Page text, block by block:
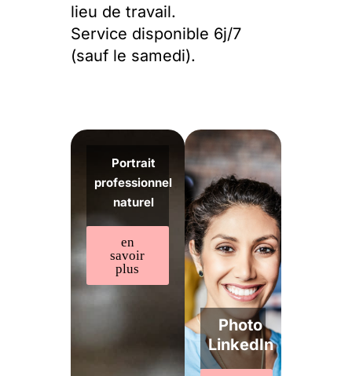
lieu de travail.
Service disponible 6j/7
(sauf le samedi).
Portrait
professionnel
naturel
en
savoir
plus
Photo
LinkedIn